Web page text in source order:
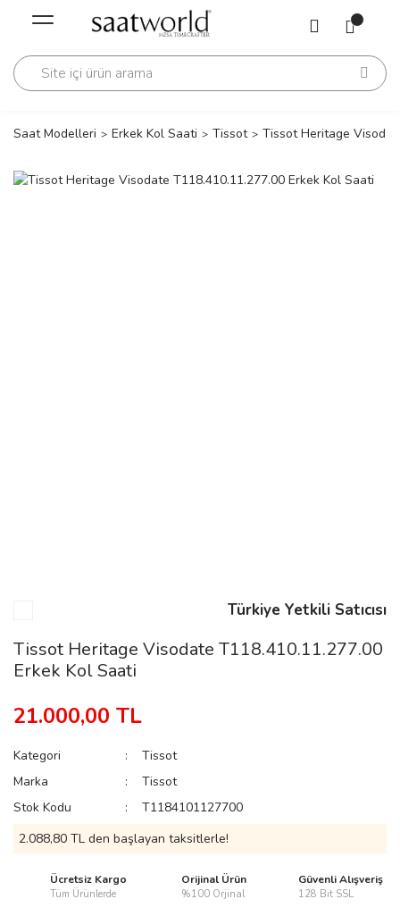
Geri Dön
Geri Dön
Saat Modelleri Erkek Kol Saati Tissot Tissot Heritage
Türkiye Yetkili Satıcısı
Tissot Heritage Visodate T118.410.11.277.00
Erkek Kol Saati
21.000,00 TL
Kategori
Tissot
Marka
Tissot
Stok Kodu
T1184101127700
2.088,80 TL den başlayan taksitlerle!
Ücretsiz Kargo
Tüm Ürünlerde
Orijinal Ürün
%100 Orjinal
Güvenli Alışveriş
128 Bit SSL